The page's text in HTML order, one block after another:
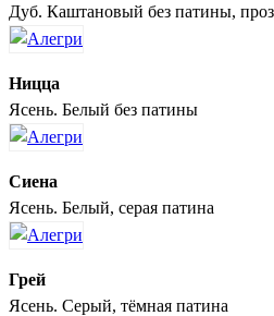
Дуб. Каштановый без патины,
Ницца
Ясень. Белый без патины
Сиена
Ясень. Белый, серая патина
Грей
Ясень. Серый, тёмная патина